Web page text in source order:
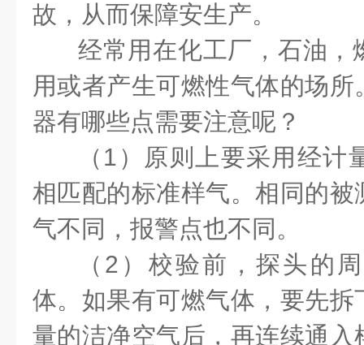
故，从而保障安生产。
经常用在化工厂，石油，
用或者产生可燃性气体的场
器有哪些点需要注意呢？
（1）原则上要采用经计
相匹配的标准样气。相同的
气不同，报警点也不同。
（2）校验前，探头的
体。如果有可燃气体，要先
量的洁净空气后，再连续通